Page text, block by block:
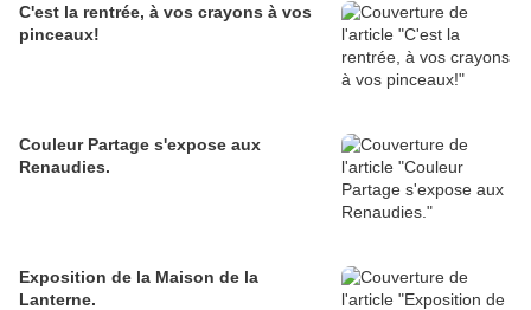
C'est la rentrée, à vos crayons à vos
pinceaux!
Couleur Partage s'expose aux
Renaudies.
Exposition de la Maison de la
Lanterne.